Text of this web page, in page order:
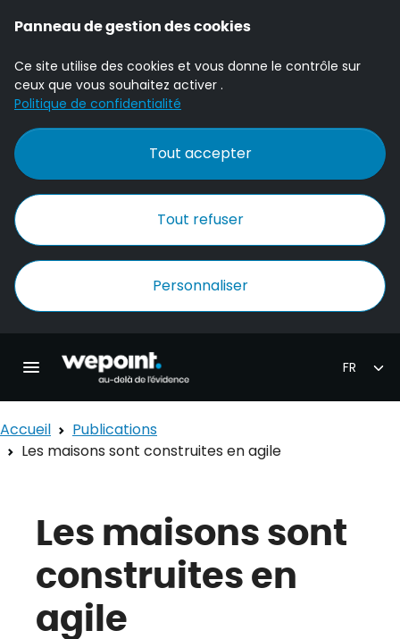
Panneau de gestion des cookies
Ce site utilise des cookies et vous donne le contrôle sur
ceux que vous souhaitez activer .
Politique de confidentialité
Tout accepter
Tout refuser
Personnaliser
Ouvrir la navigation principale
Accueil
Publications
Les maisons sont construites en agile
Les maisons sont
construites en
agile